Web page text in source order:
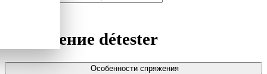
Спряжение détester
Особенности спряжения